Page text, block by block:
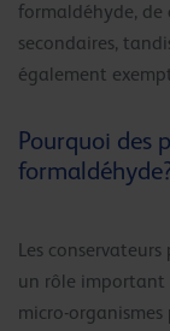
formaldéhyde, de
secondaires,
également
Pourquoi des
Les
un rôle important
micro-